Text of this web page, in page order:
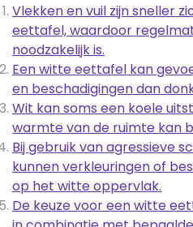
Vlekken en vuil zijn sneller
eettafel, waardoor
noodzakelijk is.
Een witte eettafel kan
en beschadigingen dan
Wit kan soms een koele
warmte van de ruimte kan
Bij gebruik van agressieve
kunnen verkleuringen of
op het witte oppervlak.
De keuze voor een witte